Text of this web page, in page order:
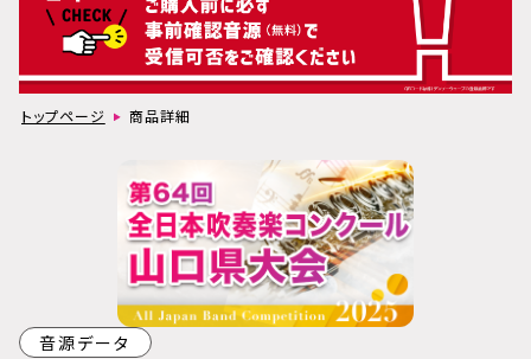
トップページ 商品詳細
音源データ